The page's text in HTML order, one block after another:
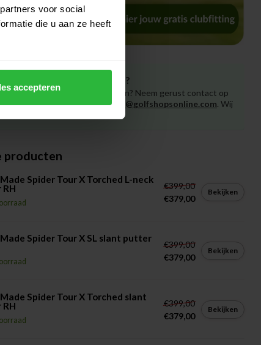
voor social
die u aan ze heeft
accepteren
u vragen over het product?
u hulp nodig bij het bestellen? Neem gerust contact op
experts viaklantenservice@golfshopsonline.com. Wij
producten
Spider Tour X Torched L-neck
€399,00
€379,00
Bekijken
Spider Tour X SL slant putter
€399,00
€379,00
Bekijken
Spider Tour X Torched slant
€399,00
€379,00
Bekijken